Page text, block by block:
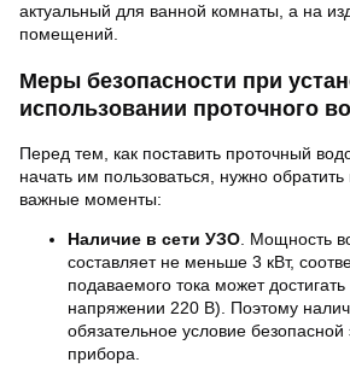
актуальный для ванной комнаты, а на
помещений.
Меры безопасности при
использовании проточного
Перед тем, как поставить проточный
начать им пользоваться, нужно
важные моменты:
Наличие в сети УЗО. Мощность
составляет не меньше 3 кВт,
подаваемого тока может
напряжении 220 В). Поэтому
обязательное условие безопасной
прибора.